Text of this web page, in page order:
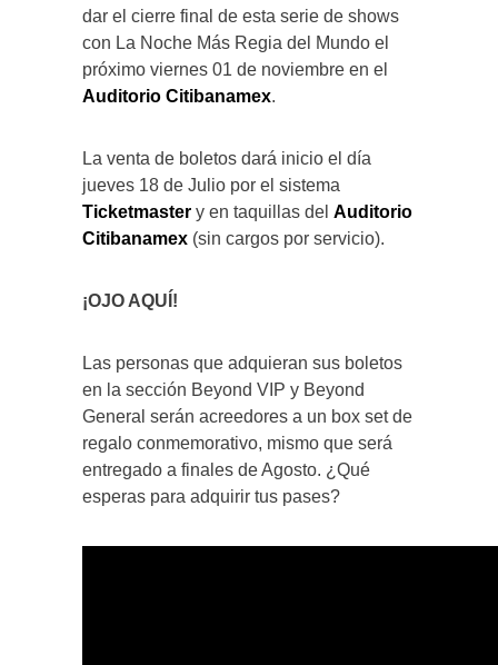
dar el cierre final de esta serie de shows
con La Noche Más Regia del Mundo el
próximo viernes 01 de noviembre en el
Auditorio Citibanamex.
La venta de boletos dará inicio el día
jueves 18 de Julio por el sistema
Ticketmaster y en taquillas del Auditorio
Citibanamex (sin cargos por servicio).
¡OJO AQUÍ!
Las personas que adquieran sus boletos
en la sección Beyond VIP y Beyond
General serán acreedores a un box set de
regalo conmemorativo, mismo que será
entregado a finales de Agosto. ¿Qué
esperas para adquirir tus pases?